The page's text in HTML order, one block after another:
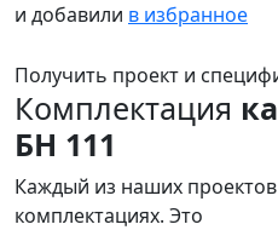
и добавили в избранное
Получить проект и
Комплектация
БН 111
Каждый из наших проектов
комплектациях. Это